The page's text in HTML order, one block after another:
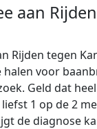
aan
Rijden tegen
halen voor
Geld dat
1 op de 2
de diagnose